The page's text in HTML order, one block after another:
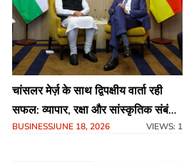
चांसलर मेर्ज़ के साथ द्विपक्षीय वार्ता रही
सफल: व्यापार, रक्षा और सांस्कृतिक संबंधों
को मजबूत करने पर जोर
BUSINESSJUNE 18, 2026 VIEWS: 1